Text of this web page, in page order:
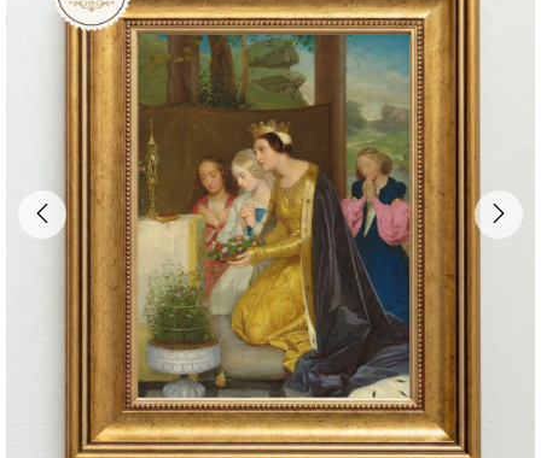
UM ATELIÊ 100% FINE ART
Trazemos a imponência das maiores obras de arte do mundo
para o
alto padrão da sua casa. Nosso acervo reúne a genialidade de grandes
pintores renomados
, resgatandoartes reaise o requinte inconfundível
das obras do século XIX . Produção artesanal emCanvas 100% Algodão
Madeira Maciçae impressão comPigmentação Mineral
QUALIDADE DE MUSEU GARANTIA ETERNA
Curadoria das Campanhas
A seleção de obras-primas apresentadas em nossos vídeos nas redes
sociais, reunidas aqui para sua apreciação.